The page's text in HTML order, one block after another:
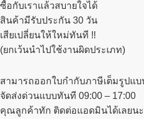
ซื้อกับเราแล้วสบายใจได้
สินค้ามีรับประกัน 30 วัน
เสียเปลี่ยนให้ใหม่ทันที !!
(ยกเว้นนำไปใช้งานผิดประเภท)
สามารถออกใบกำกับภาษีเต็มรูปแบ
จัดส่งด่วนแบบทันที 09:00 – 17:00
คุณลูกค้าทัก ติดต่อแอดมินได้เลยน